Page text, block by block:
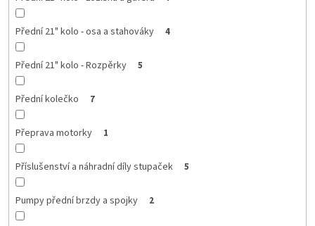
Přední 21" kolo - osa a stahováky 4
Přední 21" kolo - Rozpěrky 5
Přední kolečko 7
Přeprava motorky 1
Příslušenství a náhradní díly stupaček 5
Pumpy přední brzdy a spojky 2